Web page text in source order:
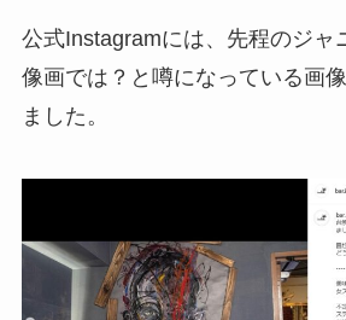
公式Instagramには、先程のジャ
像画では？と噂になっている画
ました。